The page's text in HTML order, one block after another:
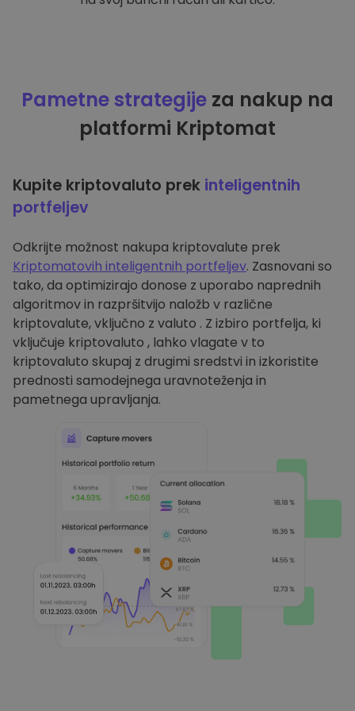
Pametne strategije za nakup na
platformi Kriptomat
Kupite kriptovaluto prek inteligentnih
portfeljev
Odkrijte možnost nakupa kriptovalute prek
Kriptomatovih inteligentnih portfeljev. Zasnovani so
tako, da optimizirajo donose z uporabo naprednih
algoritmov in razpršitvijo naložb v različne
kriptovalute, vključno z valuto . Z izbiro portfelja, ki
vključuje kriptovaluto , lahko vlagate v to
kriptovaluto skupaj z drugimi sredstvi in izkoristite
prednosti samodejnega uravnoteženja in
pametnega upravljanja.